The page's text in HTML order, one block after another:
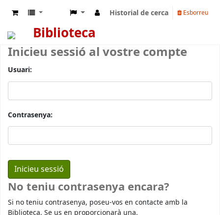
Historial de cerca Esborreu
Biblioteca
Inicieu sessió al vostre compte
Usuari:
Contrasenya:
No teniu contrasenya encara?
Si no teniu contrasenya, poseu-vos en contacte amb la
Biblioteca. Se us en proporcionarà una.